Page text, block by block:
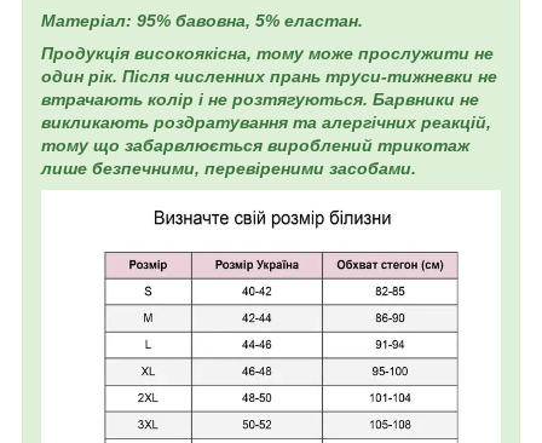
Матеріал: 95% бавовна, 5% еластан.
Продукція високоякісна, тому може прослужити не
один рік. Після численних прань труси-тижневки не
втрачають колір і не розтягуються. Барвники не
викликають роздратування та алергічних реакцій,
тому що забарвлюється вироблений трикотаж
лише безпечними, перевіреними засобами.